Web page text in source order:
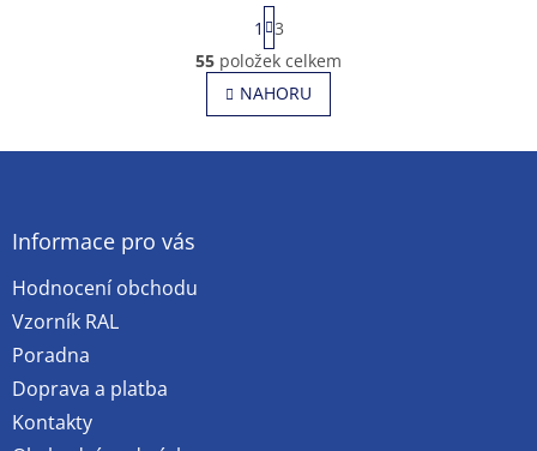
O
v
l
S
t
r
á
n
k
v
1
3
55 položek celkem
NAHORU
Informace pro vás
Hodnocení obchodu
Vzorník RAL
Poradna
Doprava a platba
Kontakty